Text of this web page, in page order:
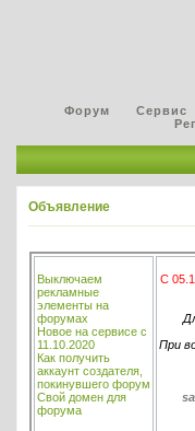
Форум Сервис
Объявление
Выключаем
рекламные
элементы на
форумах
Новое на сервисе с
11.10.2020
Как получить
аккаунт создателя,
покинувшего форум
Свой домен для
форума
С
При